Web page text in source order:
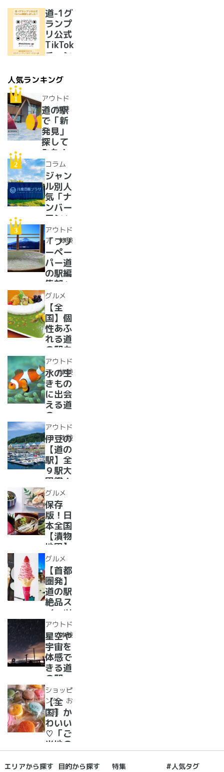
リ優勝
のラー
メンが
美味し
すぎた
道-1グ
ランプ
リ公式
TikTok
チャン
開設い
たしま
した！
人気ランキング
アウトド
ア・体験
道の駅
で「新
発見」
探して
みた！
イベン
トに巨
大グル
メ、ご
当地ス
イーツ
まで
【2024
年最新
情報】
コラム
ジャン
ル別人
気「ナ
ンバー
ワン」
道の駅
紹介。
フリー
ペーパ
ー道の
駅読者
が選ん
だ道の
駅ラン
キング
【最
新】
アウトド
ア・体験
「フリ
ーペー
パー道
の駅編
集部」
イチオ
シ！お
風呂の
ある道
の駅
16
選！あ
った
か、湯
ったり
道の駅
グルメ
【全
国】個
性あふ
れる道
の駅カ
レー大
集合！
道の駅
で食べ
られる
人気ダ
ムカレ
ー28
選
アウトド
ア・体験
水の生
きもの
に出会
える道
の
駅??〜
水族館
がある
道の駅
１０
選〜
【全
国】
アウトド
ア・体験
伊豆の
【道の
駅】全
９駅大
図鑑！
2022
年最新
グル
メ・お
土産を
まとめ
てご紹
介！＋
愛犬の
駅
グルメ
保存
版！日
本全国
【漬物
地図】
付き！
道の駅
で「ご
当地お
漬物」
めぐり
グルメ
【首都
圏発】
道の駅
絶品ス
イーツ
37
選！人
気のソ
フトク
リー
ム・ジ
ェラー
ト大集
合！
アウトド
ア・体験
星空や
宇宙を
体感で
きる道
の駅
道の駅
で夜空
に癒さ
れ/星
に願い
☆彡
ショッピ
ング・お
土産
【全
国】か
わいい
♡「ご
当地の
お土
産」が
エリアから探す 目的から探す 特集 #人気タグ